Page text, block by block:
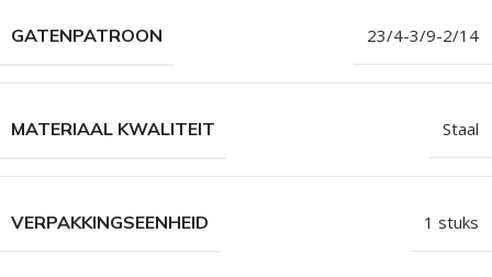
GATENPATROON 23/4-3/9-2/14
MATERIAAL KWALITEIT Staal
VERPAKKINGSEENHEID 1 stuks